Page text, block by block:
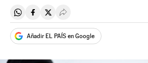
Compartir en Whatsapp
Compartir en Facebook
Compartir en Twitter
Desplegar Redes Sociales
Añadir EL PAÍS en Google